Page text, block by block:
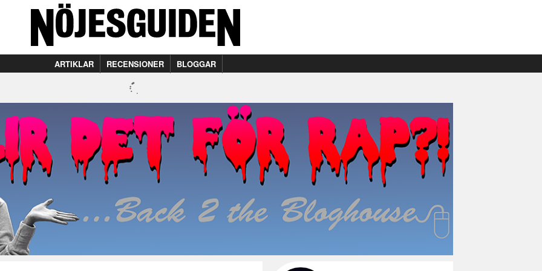
ARTIKLAR RECENSIONER BLOGGAR